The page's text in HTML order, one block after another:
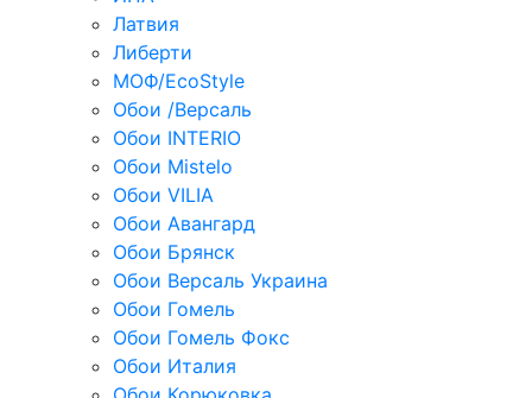
Латвия
Либерти
МОФ/EcoStyle
Обои /Версаль
Обои INTERIO
Обои Mistelo
Обои VILIA
Обои Авангард
Обои Брянск
Обои Версаль Украина
Обои Гомель
Обои Гомель Фокс
Обои Италия